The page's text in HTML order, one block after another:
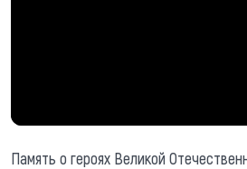
Память о героях Великой